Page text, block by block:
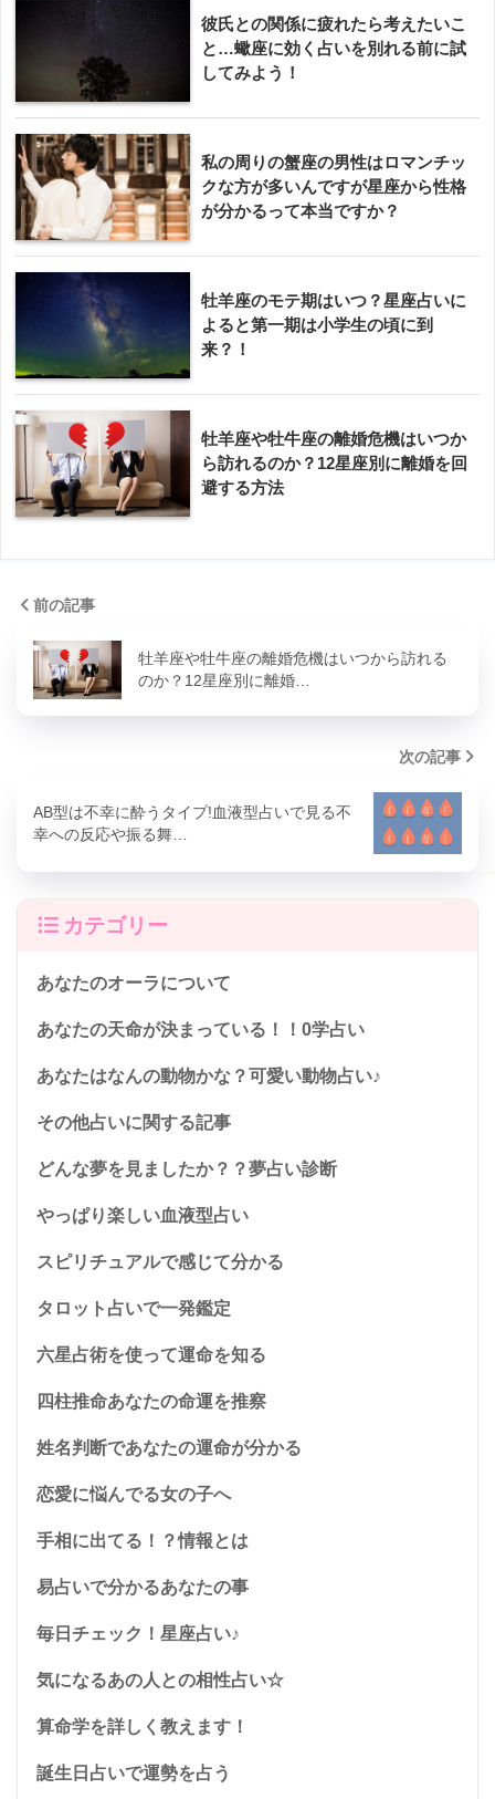
彼氏との関係に疲れたら考えたいこ
と…蠍座に効く占いを別れる前に試
してみよう！
私の周りの蟹座の男性はロマンチッ
クな方が多いんですが星座から性格
が分かるって本当ですか？
牡羊座のモテ期はいつ？星座占いに
よると第一期は小学生の頃に到
来？！
牡羊座や牡牛座の離婚危機はいつか
ら訪れるのか？12星座別に離婚を回
避する方法
前の記事
牡羊座や牡牛座の離婚危機はいつから訪れる
のか？12星座別に離婚…
次の記事
AB型は不幸に酔うタイプ!血液型占いで見る不
幸への反応や振る舞…
カテゴリー
あなたのオーラについて
あなたの天命が決まっている！！0学占い
あなたはなんの動物かな？可愛い動物占い♪
その他占いに関する記事
どんな夢を見ましたか？？夢占い診断
やっぱり楽しい血液型占い
スピリチュアルで感じて分かる
タロット占いで一発鑑定
六星占術を使って運命を知る
四柱推命あなたの命運を推察
姓名判断であなたの運命が分かる
恋愛に悩んでる女の子へ
手相に出てる！？情報とは
易占いで分かるあなたの事
毎日チェック！星座占い♪
気になるあの人との相性占い☆
算命学を詳しく教えます！
誕生日占いで運勢を占う